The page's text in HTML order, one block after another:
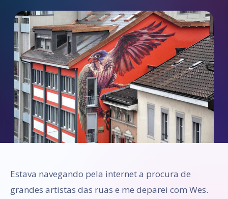
Estava navegando pela internet a procura de
grandes artistas das ruas e me deparei com Wes.